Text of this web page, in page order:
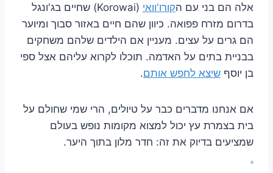
אלה הם בני עם הקורו'וואי
(Korowai) שחיים בג'ונגל
בדרום מזרח פפואה. כיוון שהם חיים באזור סבוך ומיוער
הם גרים על עצים. מעניין אם הילדים שלהם משחקים
בבניית בתים על האדמה. תוכלו לקרוא עליהם אצל ספי
בן יוסף שיצא לחפש אותם.
אם אנחנו מדברים כבר על טיולים, הרי שמי שחולם על
בית בצמרת עץ יכול למצוא מקומות נופש בעולם
שמציעים בדיוק את זה: חדר מלון בתוך היער.
.